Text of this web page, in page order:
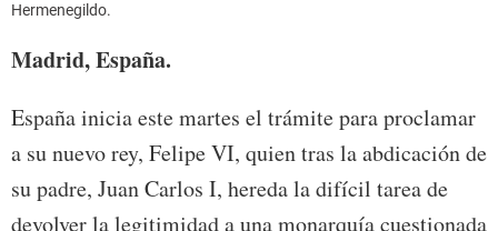
Hermenegildo.
Madrid, España.
España inicia este martes el trámite para proclamar
a su nuevo rey, Felipe VI, quien tras la abdicación de
su padre, Juan Carlos I, hereda la difícil tarea de
devolver la legitimidad a una monarquía cuestionada